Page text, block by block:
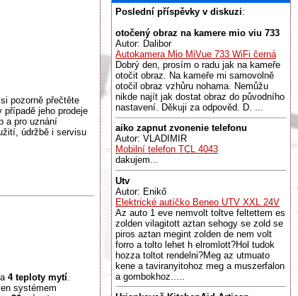
pozorně přečtěte
jeho prodeje
a pro uznání
údržbě i servisu
a 4 teploty mytí
systémem
Poslední příspěvky v diskuzi:
otočený obraz na kamere mio viu 733
Autor: Dalibor
Autokamera Mio MiVue 733 WiFi černá
Dobrý den, prosím o radu jak na kameře
otočit obraz. Na kameře mi samovolně
otočil obraz vzhůru nohama. Nemůžu
nikde najít jak dostat obraz do původního
nastavení. Děkuji za odpověd. D. ...
aiko zapnut zvonenie telefonu
Autor: VLADIMIR
Mobilní telefon TCL 4043
dakujem...
Utv
Autor: Enikő
Elektrické autíčko Beneo UTV XXL 24V
Az auto 1 eve nemvolt toltve feltettem es
zolden vilagitott aztan sehogy se zold se
piros aztan megint zolden de nem volt
forro a tolto lehet h elromlott?Hol tudok
hozza toltot rendelni?Meg az utmuato
kene a taviranyitohoz meg a muszerfalon
a gombokhoz.....